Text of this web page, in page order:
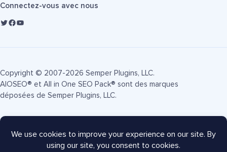
Connectez-vous avec nous
Copyright © 2007-2026 Semper Plugins, LLC.
AIOSEO® et All in One SEO Pack® sont des marques
déposées de Semper Plugins, LLC.
Conditions d'utilisation
Divulgation FTC
Plan du site Coupon AIOSEO